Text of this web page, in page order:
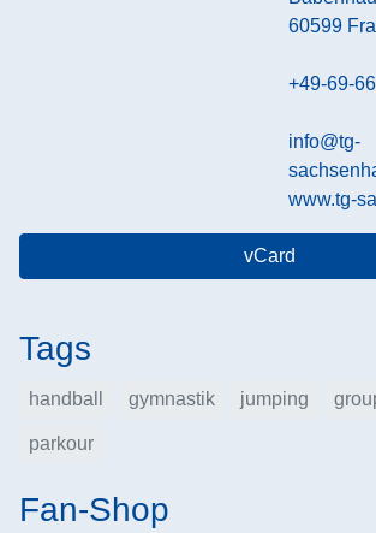
60599
+49-69-
info@tg-
www.tg-
vCard
Tags
handball gymnastik jumping
parkour
Fan-Shop